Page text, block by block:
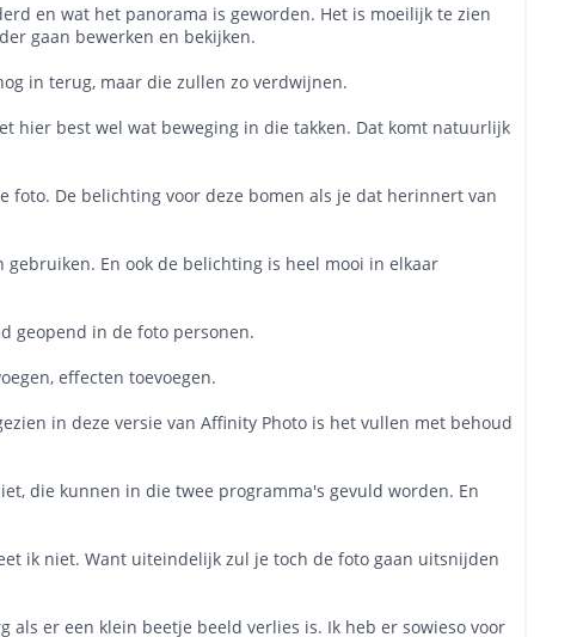
en wat het panorama is geworden. Het is moeilijk te zien
gaan bewerken en bekijken.
in terug, maar die zullen zo verdwijnen.
hier best wel wat beweging in die takken. Dat komt natuurlijk
De belichting voor deze bomen als je dat herinnert van
En ook de belichting is heel mooi in elkaar
geopend in de foto personen.
effecten toevoegen.
in deze versie van Affinity Photo is het vullen met behoud
die kunnen in die twee programma's gevuld worden. En
ik niet. Want uiteindelijk zul je toch de foto gaan uitsnijden
er een klein beetje beeld verlies is. Ik heb er sowieso voor